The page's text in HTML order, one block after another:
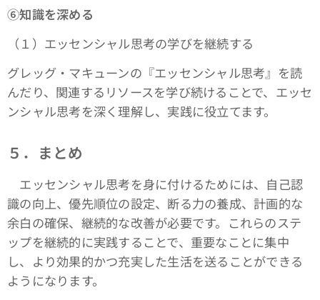
⑥知識を深める
（１）エッセンシャル思考の学びを継続する
グレッグ・マキューンの『エッセンシャル思考』を読
んだり、関連するリソースを学び続けることで、エッセ
ンシャル思考を深く理解し、実践に役立てます。
５．まとめ
エッセンシャル思考を身に付けるためには、自己認
識の向上、優先順位の設定、断る力の養成、計画的な
余白の確保、継続的な改善が必要です。これらのステ
ップを継続的に実践することで、重要なことに集中
し、より効果的かつ充実した生活を送ることができる
ようになります。